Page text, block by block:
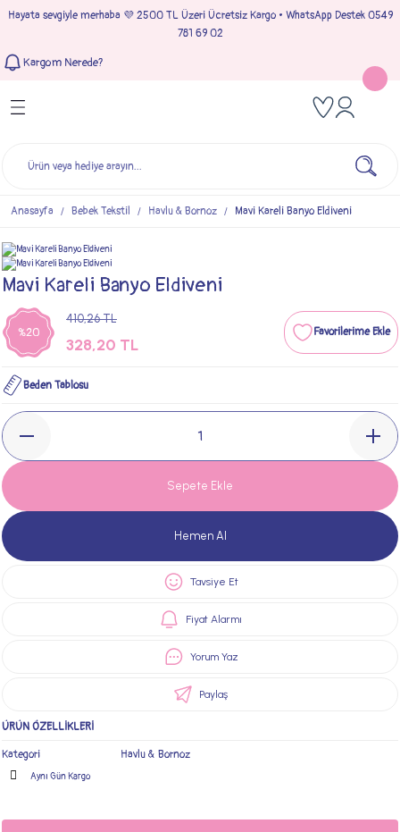
Hayata sevgiyle merhaba 💜 2500 TL Üzeri Ücretsiz Kargo • WhatsApp Destek 0549
781 69 02
Kargom Nerede?
Geri Dön
Geri Dön
Geri Dön
Geri Dön
Anasayfa Bebek Tekstil Havlu & Bornoz Mavi Kareli Banyo Eldiveni
Mavi Kareli Banyo Eldiveni
%20
410,26 TL
328,20 TL
Beden Tablosu
Sepete Ekle
Hemen Al
Tavsiye Et
Fiyat Alarmı
Yorum Yaz
Paylaş
ÜRÜN ÖZELLİKLERİ
Kategori Havlu & Bornoz
Aynı Gün Kargo